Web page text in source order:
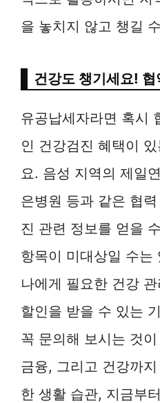
을 놓치지 않고 챙길
건강도 챙기세요!
유공납세자라면 혹시
인 건강검진 혜택이
요. 음성 지역의 제일
은병원 등과 같은 협
진 관련 정보를 얻을
항목이 미대상일 수는
나에게 필요한 건강
할인을 받을 수 있는
꼭 문의해 보시는 것
금융, 그리고 건강까
한 생활 습관, 지금부